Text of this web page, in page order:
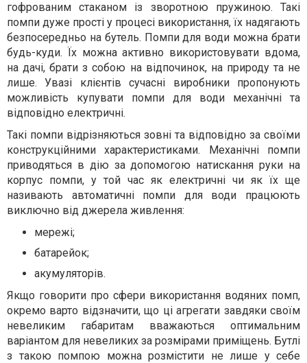
гофрованим стаканом із зворотною пружиною. Такі
помпи дуже прості у процесі використання, їх надягають
безпосередньо на бутель. Помпи для води можна брати
будь-куди. Їх можна активно використовувати вдома,
на дачі, брати з собою на відпочинок, на природу та не
лише. Увазі клієнтів сучасні виробники пропонують
можливість купувати помпи для води механічні та
відповідно електричні.
Такі помпи відрізняються зовні та відповідно за своїми
конструкційними характеристиками. Механічні помпи
приводяться в дію за допомогою натискання руки на
корпус помпи, у той час як електричні чи як їх ще
називають автоматичні помпи для води працюють
виключно від джерела живлення:
мережі;
батарейок;
акумуляторів.
Якщо говорити про сфери використання водяних помп,
окремо варто відзначити, що ці агрегати завдяки своїм
невеликим габаритам вважаються оптимальним
варіантом для невеликих за розмірами приміщень. Бутлі
з такою помпою можна розмістити не лише у себе